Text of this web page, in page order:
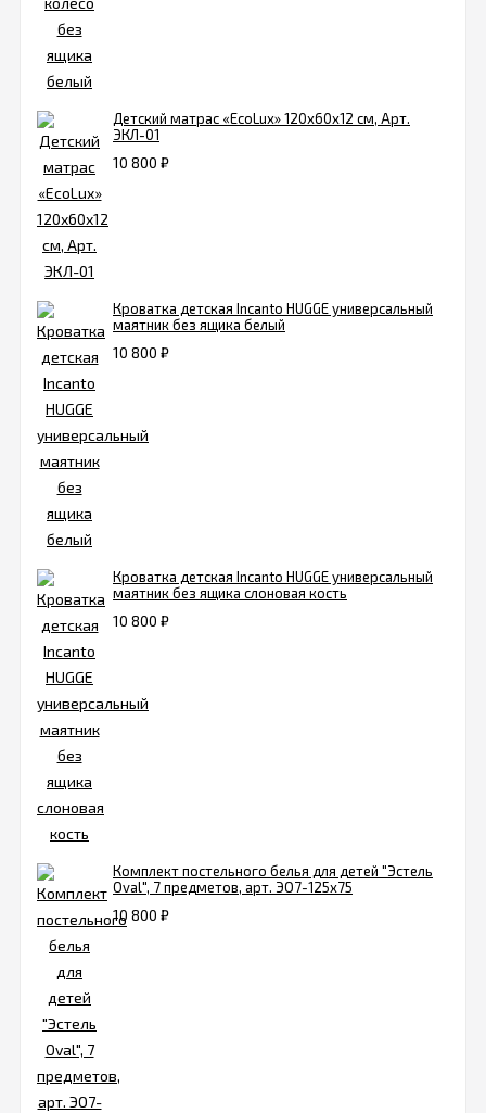
Детский матрас «EcoLux» 120х60х12 см, Арт.
ЭКЛ-01
10 800 ₽
Кроватка детская Incanto HUGGE универсальный
маятник без ящика белый
10 800 ₽
Кроватка детская Incanto HUGGE универсальный
маятник без ящика слоновая кость
10 800 ₽
Комплект постельного белья для детей "Эстель
Oval", 7 предметов, арт. ЭО7-125х75
10 800 ₽